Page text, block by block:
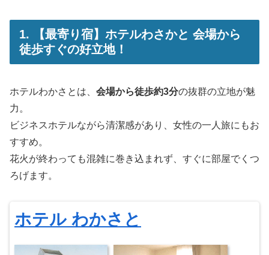
1. 【最寄り宿】ホテルわさかと 会場から
徒歩すぐの好立地！
ホテルわかさとは、 会場から徒歩約3分の抜群の立地が魅
力。
ビジネスホテルながら清潔感があり、女性の一人旅にもお
すすめ。
花火が終わっても混雑に巻き込まれず、すぐに部屋でくつ
ろげます。
ホテル わかさと